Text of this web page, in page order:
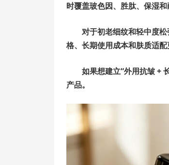
时覆盖玻色因、胜肽、保湿和
对于初老细纹和轻中度
格、长期使用成本和肤质适配
如果想建立“外用抗皱 +
产品。